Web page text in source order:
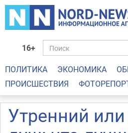
16+
ПОЛИТИКА ЭКОНОМИКА
ПРОИСШЕСТВИЯ
Утренний